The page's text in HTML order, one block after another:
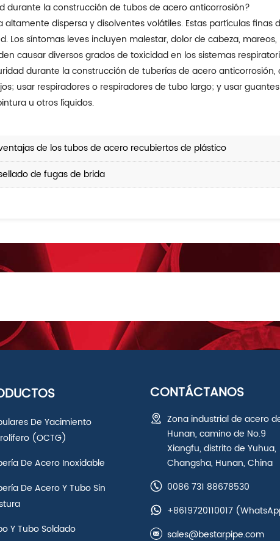
durante la construcción de tubos de acero anticorrosión?
dispersa y disolventes volátiles. Estas partículas
Los síntomas leves incluyen malestar, dolor de cabeza,
causar diversos grados de toxicidad en los sistemas
durante la construcción de tuberías de acero
usar respiradores o respiradores de tubo largo; y usar
u otros líquidos.
de los tubos de acero recubiertos de plástico
de fugas de brida
De Yacimiento
(OCTG)
De Acero Inoxidable
De Acero Y Tubo Sin
Y Tubo Soldado
CONTÁCTANOS
Zona industrial de acero
Hunan, camino de No.9
Xiangfu, distrito de Yuhua,
Changsha, Hunan, China
0086 731 88678530
+8619720110017
sales@bestarpipe.com